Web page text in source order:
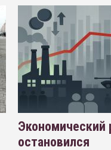
Экономический
остановился